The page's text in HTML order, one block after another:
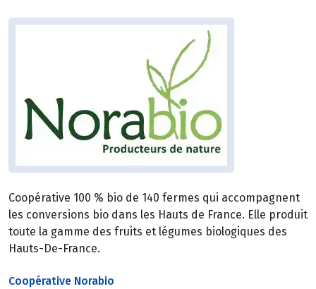
Coopérative 100 % bio de 140 fermes qui accompagnent
les conversions bio dans les Hauts de France. Elle produit
toute la gamme des fruits et légumes biologiques des
Hauts-De-France.
Coopérative Norabio